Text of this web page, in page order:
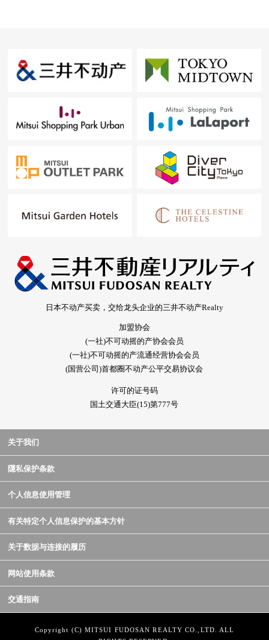
日本不动产买卖，交给龙头企业的三井不动产Realty
加盟协会
(一社)不可动摇的产协会会员
(一社)不可动摇的产流通经营协会会员
(国营公司)首都圈不动产公平交易协议会
许可的证号码
国土交通大臣(15)第777号
关于我们
隱私保护条款
个人信息使用管理
有关特定个人信息保护的基本方针
关于数据与连接的履历
网站使用条款
交通指南
Copyright (C) MITSUI FUDOSAN REALTY CO.,LTD. ALL